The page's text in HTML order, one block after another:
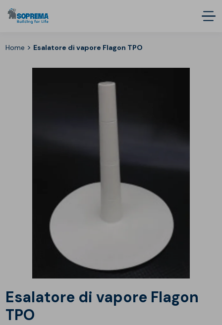
Home > Esalatore di vapore Flagon TPO
Esalatore di vapore Flagon
TPO